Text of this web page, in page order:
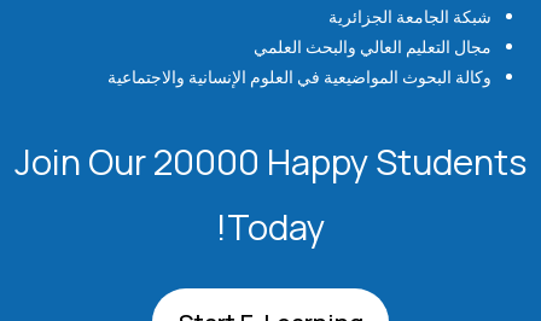
شبكة الجامعة الجزائرية
مجال التعليم العالي والبحث العلمي
وكالة البحوث المواضيعية في العلوم الإنسانية والاجتماعية
Join Our 20000 Happy Students​
Today!